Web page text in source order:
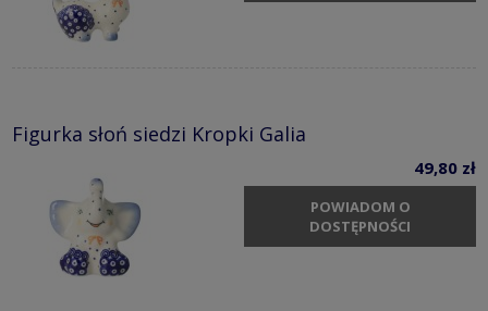
Figurka słoń siedzi Kropki Galia
49,80 zł
POWIADOM O
DOSTĘPNOŚCI